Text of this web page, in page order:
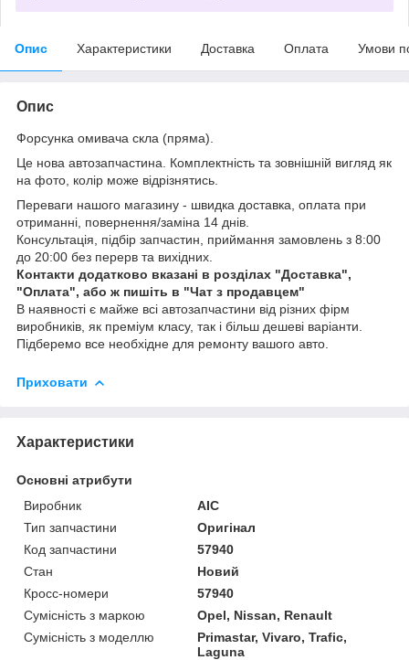
Опис Характеристики Доставка Оплата Умови
Опис
Форсунка омивача скла (пряма).
Це нова автозапчастина. Комплектність та зовнішній вигляд як
на фото, колір може відрізнятись.
Переваги нашого магазину - швидка доставка, оплата при
отриманні, повернення/заміна 14 днів.
Консультація, підбір запчастин, приймання замовлень з 8:00
до 20:00 без перерв та вихідних.
Контакти додатково вказані в розділах "Доставка",
"Оплата", або ж пишіть в "Чат з продавцем"
В наявності є майже всі автозапчастини від різних фірм
виробників, як преміум класу, так і більш дешеві варіанти.
Підберемо все необхідне для ремонту вашого авто.
Приховати
Характеристики
Основні атрибути
Виробник
AIC
Тип запчастини
Оригінал
Код запчастини
57940
Стан
Новий
Кросс-номери
57940
Сумісність з маркою
Opel, Nissan, Renault
Сумісність з моделлю
Primastar, Vivaro, Trafic,
Laguna